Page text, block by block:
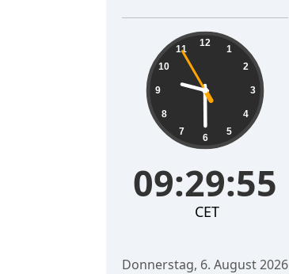
09:29:56 12
1
2
3
4
5
6
7
8
9
10
11
09:29:56
CET
Donnerstag, 6. August 2026